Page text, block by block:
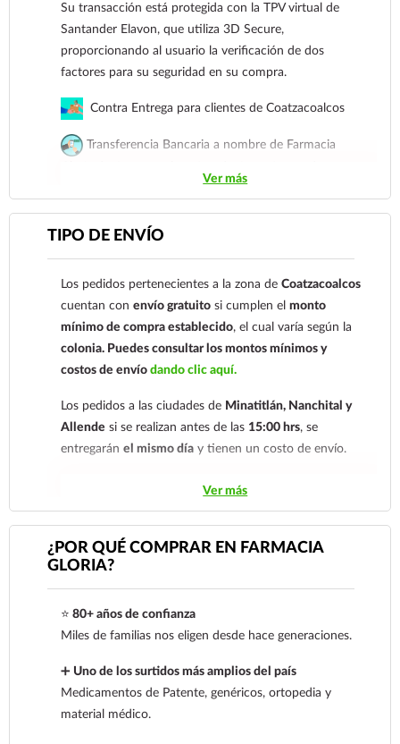
Su transacción está protegida con la TPV virtual de
Santander Elavon, que utiliza 3D Secure,
proporcionando al usuario la verificación de dos
factores para su seguridad en su compra.
Contra Entrega para clientes de Coatzacoalcos
Transferencia Bancaria a nombre de Farmacia
cuenta: Clave: 014854655008143954
Para esta forma de pago el cliente deberá enviar su
comprobante de pago a al siguiente correo
nuestro
921 261 8491
Ver más
TIPO DE ENVÍO
Los pedidos pertenecientes a la zona deCoatzacoalcos
cuentan conenvío gratuito si cumplen elmonto
mínimo de compra establecido, el cual varía según la
colonia. Puedes consultar los montos mínimos y
costos de envíodando clic aquí.
Los pedidos a las ciudades de Minatitlán, Nanchital y
Allende si se realizan antes de las 15:00 hrs, se
entregaránel mismo día y tienen un costo de envío.
Los pedidos de otras localidades se envían mediante
.Sólo hacemos envíos en el territorio
nacional.
económica. En la tarifa nacional al día siguiente, los
pedidos deben realizarseantes de las 14:00 hrs.El
tiempo de entrega de la tarifa económica es de
días.
En losproductos refrigerados siempre se debe
Ver más
¿POR QUÉ COMPRAR EN FARMACIA
GLORIA?
⭐ 80+ años de confianza
Miles de familias nos eligen desde hace generaciones.
➕ Uno de los surtidos más amplios del país
Medicamentos de Patente, genéricos, ortopedia y
material médico.